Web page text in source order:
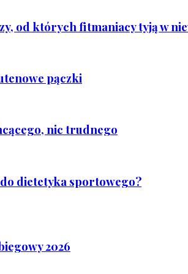
od których fitmaniacy tyją w
pączki
nic trudnego
dietetyka sportowego?
2026